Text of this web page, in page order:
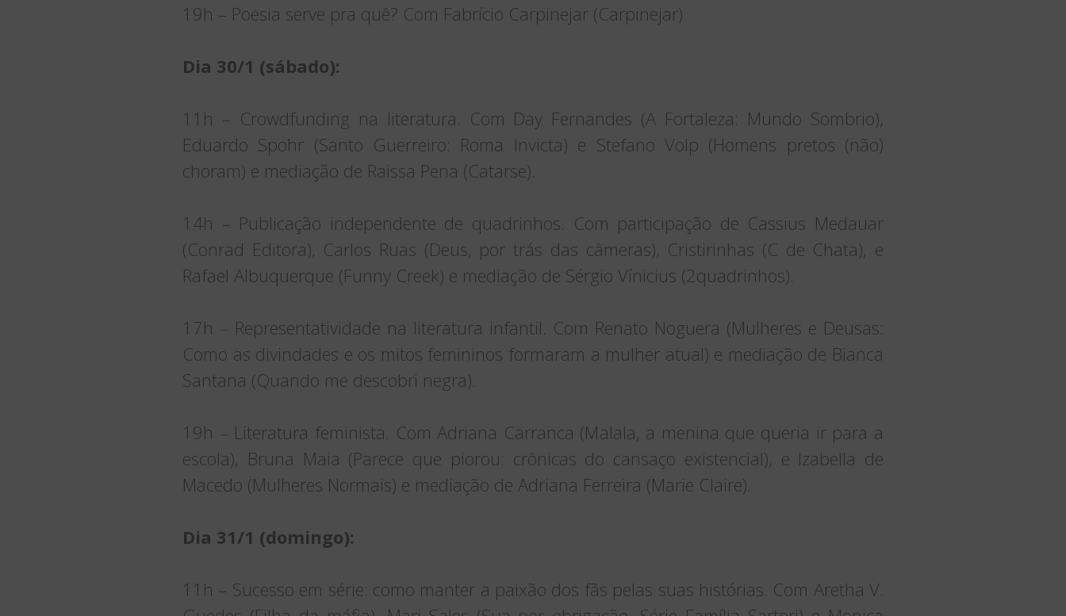
19h – Poesia serve pra quê? Com Fabrício Carpinejar (Carpinejar)
Dia 30/1 (sábado):
11h – Crowdfunding na literatura. Com Day Fernandes (A Fortaleza: Mundo Sombrio),
Eduardo Spohr (Santo Guerreiro: Roma Invicta) e Stefano Volp (Homens pretos (não)
choram) e mediação de Raissa Pena (Catarse).
14h – Publicação independente de quadrinhos. Com participação de Cassius Medauar
(Conrad Editora), Carlos Ruas (Deus, por trás das câmeras), Cristirinhas (C de Chata), e
Rafael Albuquerque (Funny Creek) e mediação de Sérgio Vínicius (2quadrinhos).
17h – Representatividade na literatura infantil. Com Renato Noguera (Mulheres e Deusas:
Como as divindades e os mitos femininos formaram a mulher atual) e mediação de Bianca
Santana (Quando me descobri negra).
19h – Literatura feminista. Com Adriana Carranca (Malala, a menina que queria ir para a
escola), Bruna Maia (Parece que piorou: crônicas do cansaço existencial), e Izabella de
Macedo (Mulheres Normais) e mediação de Adriana Ferreira (Marie Claire).
Dia 31/1 (domingo):
11h – Sucesso em série: como manter a paixão dos fãs pelas suas histórias. Com Aretha V.